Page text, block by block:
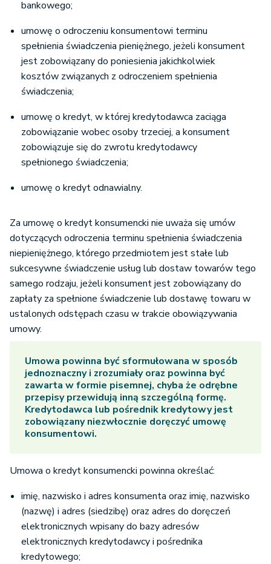
bankowego;
umowę o odroczeniu konsumentowi terminu
spełnienia świadczenia pieniężnego, jeżeli konsument
jest zobowiązany do poniesienia jakichkolwiek
kosztów związanych z odroczeniem spełnienia
świadczenia;
umowę o kredyt, w której kredytodawca zaciąga
zobowiązanie wobec osoby trzeciej, a konsument
zobowiązuje się do zwrotu kredytodawcy
spełnionego świadczenia;
umowę o kredyt odnawialny.
Za umowę o kredyt konsumencki nie uważa się umów
dotyczących odroczenia terminu spełnienia świadczenia
niepieniężnego, którego przedmiotem jest stałe lub
sukcesywne świadczenie usług lub dostaw towarów tego
samego rodzaju, jeżeli konsument jest zobowiązany do
zapłaty za spełnione świadczenie lub dostawę towaru w
ustalonych odstępach czasu w trakcie obowiązywania
umowy.
Umowa powinna być sformułowana w sposób
jednoznaczny i zrozumiały oraz powinna być
zawarta w formie pisemnej, chyba że odrębne
przepisy przewidują inną szczególną formę.
Kredytodawca lub pośrednik kredytowy jest
zobowiązany niezwłocznie doręczyć umowę
konsumentowi.
Umowa o kredyt konsumencki powinna określać:
imię, nazwisko i adres konsumenta oraz imię, nazwisko
(nazwę) i adres (siedzibę) oraz adres do doręczeń
elektronicznych wpisany do bazy adresów
elektronicznych kredytodawcy i pośrednika
kredytowego;